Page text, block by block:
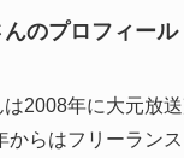
のプロフィール
2008年に大元放
からはフリーラン